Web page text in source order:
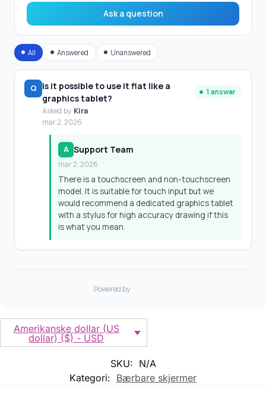
Amerikanske dollar (US
dollar) ($) - USD
SKU: N/A
Kategori: Bærbare skjermer